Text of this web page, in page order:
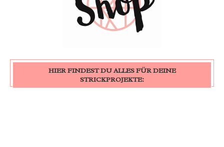
HIER FINDEST DU ALLES FÜR DEINE
STRICKPROJEKTE: